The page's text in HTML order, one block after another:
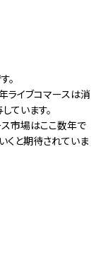
。
ライブコマースは消
ています。
ス市場はここ数年で
くと期待されていま